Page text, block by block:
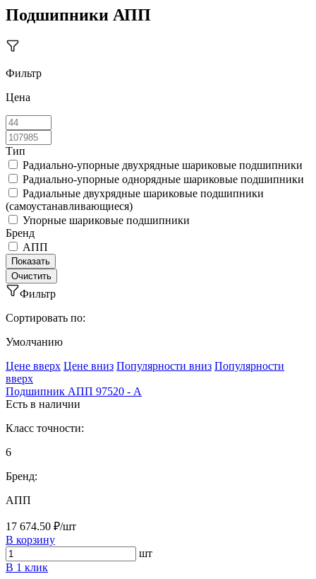
Подшипники АПП
Фильтр
Цена
Тип
Радиально-упорные двухрядные шариковые подшипники
Радиально-упорные однорядные шариковые подшипники
Радиальные двухрядные шариковые подшипники
(самоустанавливающиеся)
Упорные шариковые подшипники
Бренд
АПП
Фильтр
Сортировать по:
Умолчанию
Ценe вверх Ценe вниз Популярности вниз Популярности
вверх
Подшипник АПП 97520 - А
Есть в наличии
Класс точности:
6
Бренд:
АПП
17 674.50 ₽/шт
В корзину
шт
В 1 клик